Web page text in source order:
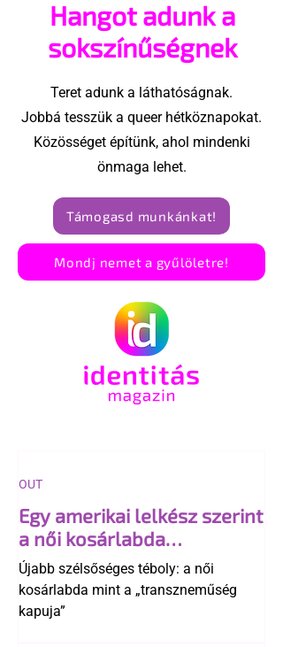
Hangot adunk a
sokszínűségnek
Teret adunk a láthatóságnak.
Jobbá tesszük a queer hétköznapokat.
Közösséget építünk, ahol mindenki
önmaga lehet.
Támogasd munkánkat!
Mondj nemet a gyűlöletre!
Egy amerikai lelkész szerint
a női kosárlabda
transzneműséghez vezet
Újabb szélsőséges téboly: a női
kosárlabda mint a „transzneműség
kapuja”
OUT